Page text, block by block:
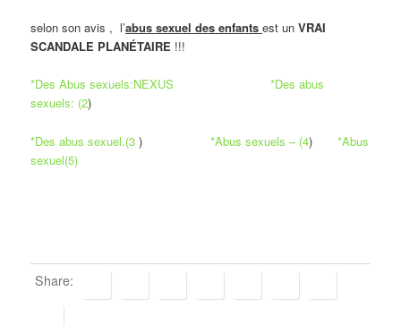
selon son avis , l’abus sexuel des enfants est unVRAI
SCANDALE PLANÉTAIRE !!!
*Des Abus sexuels:NEXUS
*Des abus
sexuels: (2)
*Des abus sexuel.(3 )*Abus sexuels – (4)*Abus
sexuel(5)
Share: